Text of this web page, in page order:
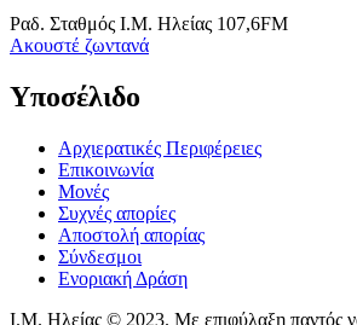
Ραδ. Σταθμός Ι.Μ. Ηλείας 107,6FM
Aκουστέ ζωντανά
Υποσέλιδο
Αρχιερατικές Περιφέρειες
Επικοινωνία
Μονές
Συχνές απορίες
Αποστολή απορίας
Σύνδεσμοι
Ενοριακή Δράση
Ι.Μ. Ηλείας © 2023. Με επιφύλαξη παντός